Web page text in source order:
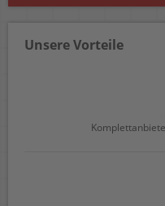
Unsere Vorteile